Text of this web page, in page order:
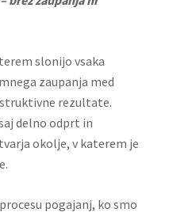
slonijo vsaka
zaupanja med
rezultate.
delno odprt in
okolje, v katerem je
pogajanj, ko smo